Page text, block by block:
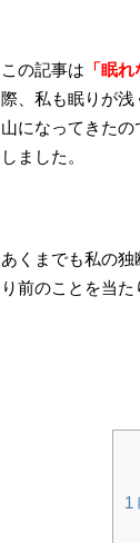
この記事は 「眠
際、私も眠りが
山になってきた
しました。
あくまでも私の
り前のことを当
1